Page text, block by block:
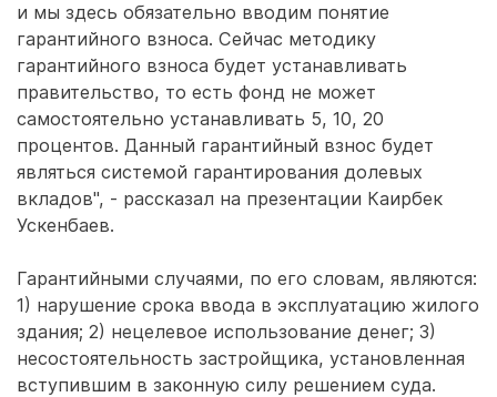
и мы здесь обязательно вводим понятие
гарантийного взноса. Сейчас методику
гарантийного взноса будет устанавливать
правительство, то есть фонд не может
самостоятельно устанавливать 5, 10, 20
процентов. Данный гарантийный взнос будет
являться системой гарантирования долевых
вкладов", - рассказал на презентации Каирбек
Ускенбаев.
Гарантийными случаями, по его словам, являются:
1) нарушение срока ввода в эксплуатацию жилого
здания; 2) нецелевое использование денег; 3)
несостоятельность застройщика, установленная
вступившим в законную силу решением суда.